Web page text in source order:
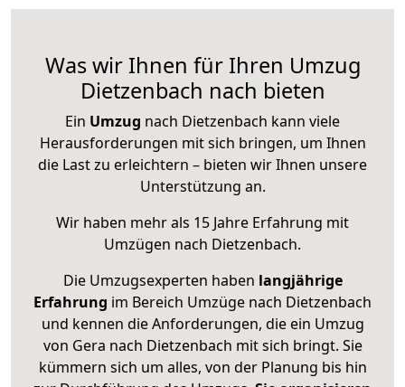
Was wir Ihnen für Ihren Umzug
Dietzenbach nach bieten
Ein Umzug nach Dietzenbach kann viele
Herausforderungen mit sich bringen, um Ihnen
die Last zu erleichtern – bieten wir Ihnen unsere
Unterstützung an.
Wir haben mehr als 15 Jahre Erfahrung mit
Umzügen nach Dietzenbach.
Die Umzugsexperten haben langjährige
Erfahrung im Bereich Umzüge nach Dietzenbach
und kennen die Anforderungen, die ein Umzug
von Gera nach Dietzenbach mit sich bringt. Sie
kümmern sich um alles, von der Planung bis hin